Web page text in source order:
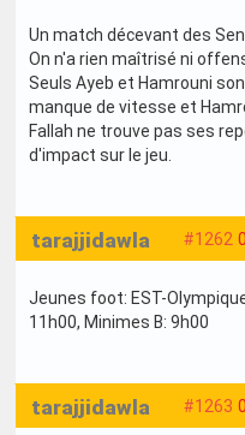
Un match décevant des
On n'a rien maîtrisé ni
Seuls Ayeb et Hamrouni
manque de vitesse et
Fallah ne trouve pas ses
d'impact sur le jeu.
#1262
tarajjidawla
Jeunes foot: EST-
11h00, Minimes B: 9h00
#1263
tarajjidawla